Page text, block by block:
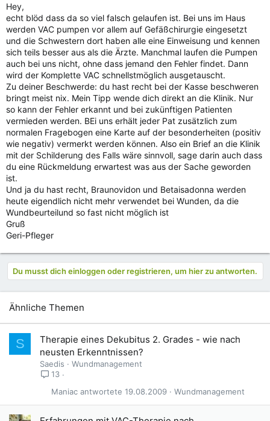
Hey,
echt blöd dass da so viel falsch gelaufen ist. Bei uns im Haus
werden VAC pumpen vor allem auf Gefäßchirurgie eingesetzt
und die Schwestern dort haben alle eine Einweisung und kennen
sich teils besser aus als die Ärzte. Manchmal laufen die Pumpen
auch bei uns nicht, ohne dass jemand den Fehler findet. Dann
wird der Komplette VAC schnellstmöglich ausgetauscht.
Zu deiner Beschwerde: du hast recht bei der Kasse beschweren
bringt meist nix. Mein Tipp wende dich direkt an die Klinik. Nur
so kann der Fehler erkannt und bei zukünftigen Patienten
vermieden werden. BEi uns erhält jeder Pat zusätzlich zum
normalen Fragebogen eine Karte auf der besonderheiten (positiv
wie negativ) vermerkt werden können. Also ein Brief an die Klinik
mit der Schilderung des Falls wäre sinnvoll, sage darin auch dass
du eine Rückmeldung erwartest was aus der Sache geworden
ist.
Und ja du hast recht, Braunovidon und Betaisadonna werden
heute eigendlich nicht mehr verwendet bei Wunden, da die
Wundbeurteilund so fast nicht möglich ist
Gruß
Geri-Pfleger
Du musst dich einloggen oder registrieren, um hier zu antworten.
Ähnliche Themen
S
Therapie eines Dekubitus 2. Grades - wie nach
neusten Erkenntnissen?
Saedis
Wundmanagement
13
Wundmanagement
19.08.2009
Maniac